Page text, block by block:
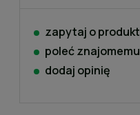
zapytaj o produkt
poleć znajomemu
dodaj opinię